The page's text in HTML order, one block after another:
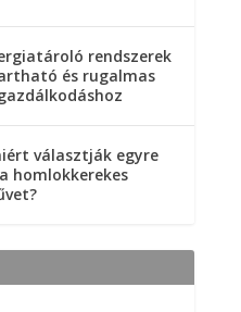
rendszerek
és rugalmas
választják egyre
homlokkerekes